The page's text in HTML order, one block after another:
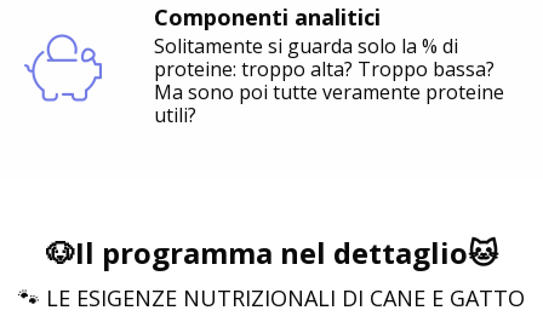
Componenti analitici
Solitamente si guarda solo la % di
proteine: troppo alta? Troppo bassa?
Ma sono poi tutte veramente proteine
utili?
🐶Il programma nel dettaglio🐱
🐾 LE ESIGENZE NUTRIZIONALI DI CANE E GATTO